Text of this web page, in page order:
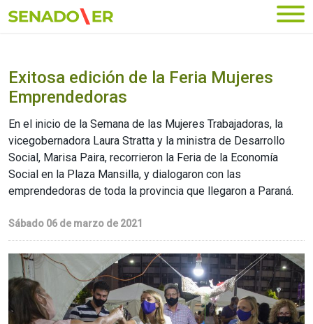
Ir al menú principal
Exitosa edición de la Feria Mujeres
Emprendedoras
En el inicio de la Semana de las Mujeres Trabajadoras, la
vicegobernadora Laura Stratta y la ministra de Desarrollo
Social, Marisa Paira, recorrieron la Feria de la Economía
Social en la Plaza Mansilla, y dialogaron con las
emprendedoras de toda la provincia que llegaron a Paraná.
Sábado 06 de marzo de 2021